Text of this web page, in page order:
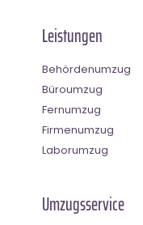
Leistungen
Behördenumzug
Büroumzug
Fernumzug
Firmenumzug
Laborumzug
Umzugsservice